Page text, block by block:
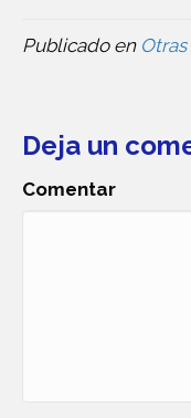
Publicado en
Deja un
Comentar